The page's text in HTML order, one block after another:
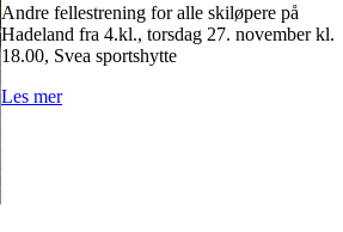
Andre fellestrening for alle skiløpere på
Hadeland fra 4.kl., torsdag 27. november kl.
18.00, Svea sportshytte
Les mer